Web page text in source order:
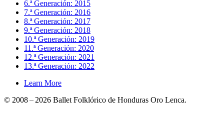
6.ª Generación: 2015
7.ª Generación: 2016
8.ª Generación: 2017
9.ª Generación: 2018
10.ª Generación: 2019
11.ª Generación: 2020
12.ª Generación: 2021
13.ª Generación: 2022
Learn More
© 2008 – 2026 Ballet Folklórico de Honduras Oro Lenca.